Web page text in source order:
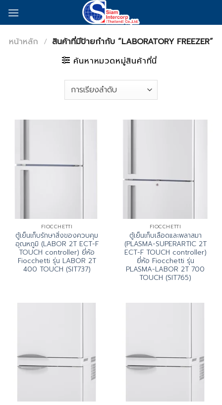
หน้าหลัก / สินค้าที่มีป้ายกำกับ “LABORATORY FREEZER”
ค้นหาหมวดหมู่สินค้าที่นี่
FIOCCHETTI
ตู้เย็นเก็บรักษาสิ่งของควบคุม
อุณหภูมิ (LABOR 2T ECT-F
TOUCH controller) ยี่ห้อ
Fiocchetti รุ่น LABOR 2T
400 TOUCH (SIT737)
FIOCCHETTI
ตู้เย็นเก็บเลือดและพลาสมา
(PLASMA-SUPERARTIC 2T
ECT-F TOUCH controller)
ยี่ห้อ Fiocchetti รุ่น
PLASMA-LABOR 2T 700
TOUCH (SIT765)